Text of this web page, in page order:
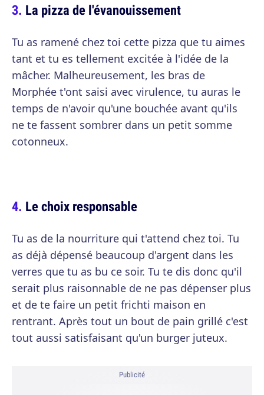
La pizza de l'évanouissement
Tu as ramené chez toi cette pizza que tu aimes
tant et tu es tellement excitée à l'idée de la
mâcher. Malheureusement, les bras de
Morphée t'ont saisi avec virulence, tu auras le
temps de n'avoir qu'une bouchée avant qu'ils
ne te fassent sombrer dans un petit somme
cotonneux.
Le choix responsable
Tu as de la nourriture qui t'attend chez toi. Tu
as déjà dépensé beaucoup d'argent dans les
verres que tu as bu ce soir. Tu te dis donc qu'il
serait plus raisonnable de ne pas dépenser plus
et de te faire un petit frichti maison en
rentrant. Après tout un bout de pain grillé c'est
tout aussi satisfaisant qu'un burger juteux.
Publicité